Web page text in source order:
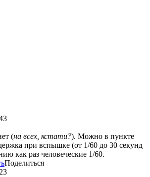
(на всех, кстати?). Можно в пункте
при вспышке (от 1/60 до 30 секунд
как раз человеческие 1/60.
Поделиться